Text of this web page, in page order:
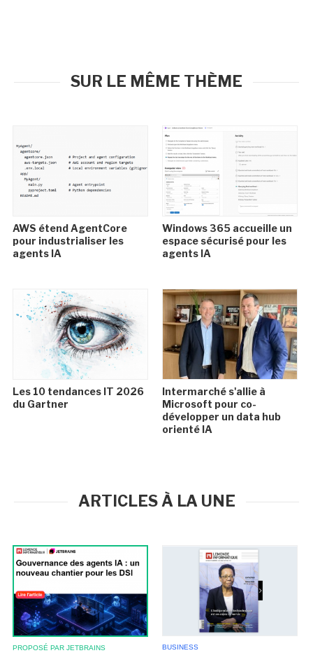
SUR LE MÊME THÈME
AWS étend AgentCore
pour industrialiser les
agents IA
Windows 365 accueille un
espace sécurisé pour les
agents IA
Les 10 tendances IT 2026
du Gartner
Intermarché s'allie à
Microsoft pour co-
développer un data hub
orienté IA
ARTICLES À LA UNE
PROPOSÉ PAR JETBRAINS BUSINESS